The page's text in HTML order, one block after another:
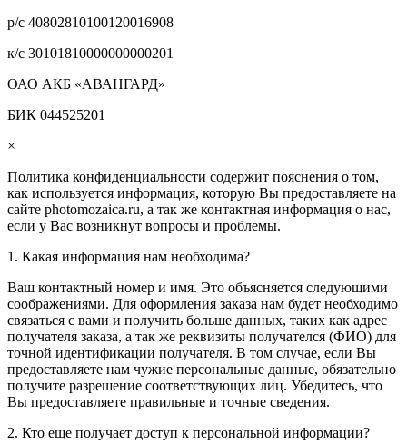
р/с 40802810100120016908
к/с 30101810000000000201
ОАО АКБ «АВАНГАРД»
БИК 044525201
×
Политика конфиденциальности содержит пояснения о том,
как используется информация, которую Вы предоставляете на
сайте photomozaica.ru, а так же контактная информация о нас,
если у Вас возникнут вопросы и проблемы.
1. Какая информация нам необходима?
Ваш контактный номер и имя. Это объясняется следующими
соображениями. Для оформления заказа нам будет необходимо
связаться с вами и получить больше данных, таких как адрес
получателя заказа, а так же реквизиты получателся (ФИО) для
точной идентификации получателя. В том случае, если Вы
предоставляете нам чужие персональные данные, обязательно
получите разрешение соответствующих лиц. Убедитесь, что
Вы предоставляете правильные и точные сведения.
2. Кто еще получает доступ к персональной информации?